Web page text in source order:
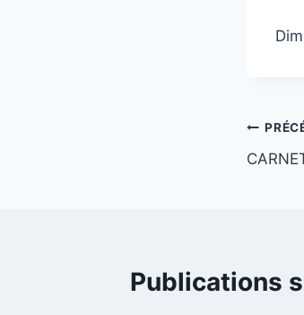
de
Publications